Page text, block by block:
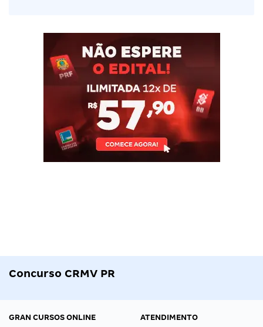
Concurso CRMV PR
GRAN CURSOS ONLINE
ATENDIMENTO